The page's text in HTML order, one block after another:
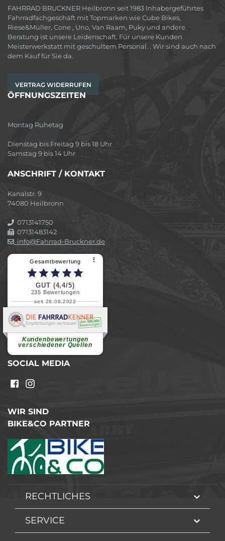
FAHRRAD BRUCKNER Heilbronn seit 1983 Inhabergeführtes
Fahrradfachgeschäft mit Topmarken wie Cube Bikes,
Riese&Müller, Cone , Uno, Van Raam, Puky und andere.
Beratung ist unsere Leidenschaft. Für unsere Kunden
Meisterwerkstatt mit geschultem Personal. . Wir sind auch nach
dem Kauf für Sie da.
VERTRAG WIDERRUFEN
ÖFFNUNGSZEITEN
Montag Ruhetag
Dienstag bis Freitag 9 bis 18 Uhr
Samstag 9 bis 14 Uhr
ANSCHRIFT / KONTAKT
Kanalstr. 9
74080 Heilbronn
0713141750
07131483142
info@Fahrrad-Bruckner.de
Gesamtbewertung ⠇
GUT (4,4/5)
235 Bewertungen
seit 28.08.2022
Kundenbewertungen
verschiedener Quellen
Elvira B.
Superschnelle und freundliche
weiterlesen
SOCIAL MEDIA
WIR SIND
BIKE&CO PARTNER
RECHTLICHES
SERVICE